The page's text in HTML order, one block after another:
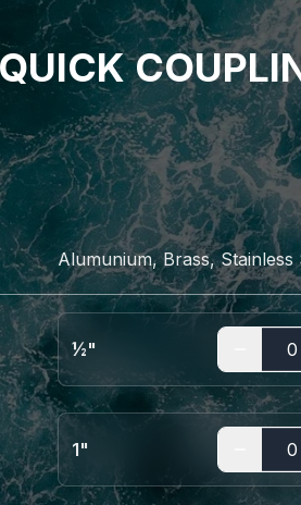
Alumunium, Brass, Stainless
½"
1"